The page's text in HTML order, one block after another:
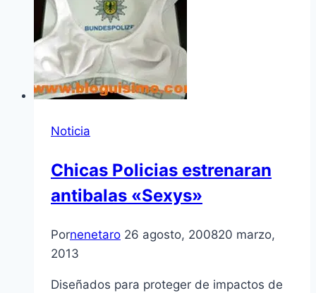
Noticia
Chicas Policias estrenaran
antibalas «Sexys»
Pornenetaro 26 agosto, 200820 marzo,
2013
Diseñados para proteger de impactos de